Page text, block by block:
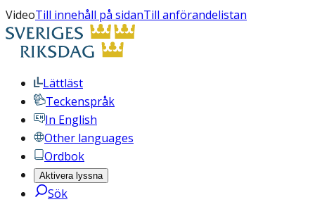
VideoTill innehåll på sidanTill anförandelistan
Lättläst
Teckenspråk
In English
Other languages
Ordbok
Aktivera lyssna
Sök